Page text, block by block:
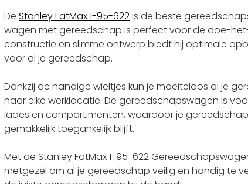
DeStanley FatMax 1-95-622is de beste
wagen met gereedschap is perfect voor de doe-
constructie en slimme ontwerp biedt hij optimale
voor al je gereedschap.
Dankzij de handige wieltjes kun je moeiteloos al je
naar elke werklocatie. De gereedschapswagen is
lades en compartimenten, waardoor je
gemakkelijk toegankelijk blijft.
Met de Stanley FatMax 1-95-622
metgezel om al je gereedschap veilig en handig te